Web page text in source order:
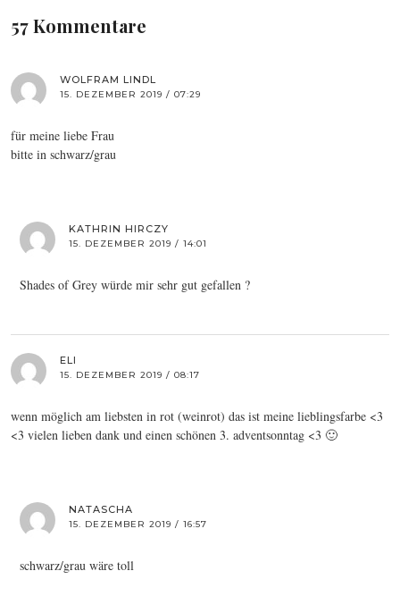
57 Kommentare
WOLFRAM LINDL
15. DEZEMBER 2019 / 07:29
für meine liebe Frau
bitte in schwarz/grau
KATHRIN HIRCZY
15. DEZEMBER 2019 / 14:01
Shades of Grey würde mir sehr gut gefallen ?
ELI
15. DEZEMBER 2019 / 08:17
wenn möglich am liebsten in rot (weinrot) das ist meine lieblingsfarbe <3
<3 vielen lieben dank und einen schönen 3. adventsonntag <3 🙂
NATASCHA
15. DEZEMBER 2019 / 16:57
schwarz/grau wäre toll